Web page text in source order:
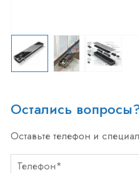
Остались
Оставьте телефон и